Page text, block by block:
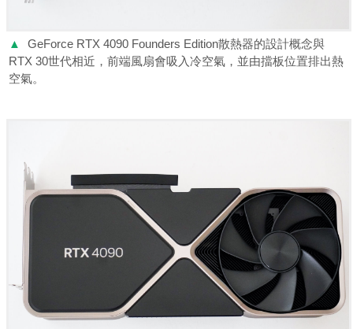
▲
GeForce RTX 4090 Founders Edition散熱器的設計概念與
RTX 30世代相近，前端風扇會吸入冷空氣，並由擋板位置排出熱
空氣。